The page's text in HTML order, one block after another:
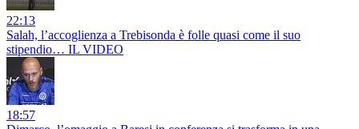
22:13
Salah, l’accoglienza a Trebisonda è folle quasi come il suo
stipendio… IL VIDEO
18:57